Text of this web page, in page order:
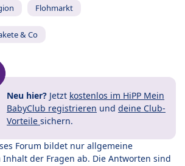
Flohmarkt
& Co
Neu hier? Jetzt kostenlos im HiPP Mein
BabyClub registrieren und deine Club-
Vorteile sichern.
Forum bildet nur allgemeine
der Fragen ab. Die Antworten sind